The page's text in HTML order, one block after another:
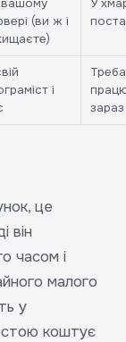
(ви ж і
У
і
зараз
це
він
часом і
малого
у
коштує